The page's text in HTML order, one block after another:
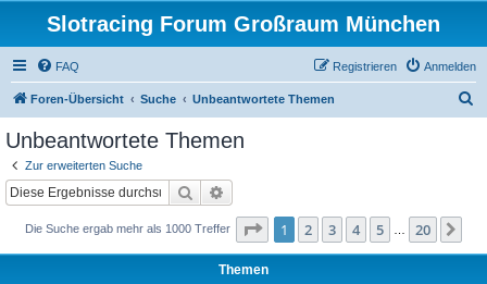
Slotracing Forum Großraum München
FAQ Anmelden
Registrieren
Foren-Übersicht Suche Unbeantwortete Themen
Unbeantwortete Themen
Zur erweiterten Suche
Suche
Die Suche ergab mehr als 1000 Treffer Seite 1von 20
1 2 3 4 5 20
Themen